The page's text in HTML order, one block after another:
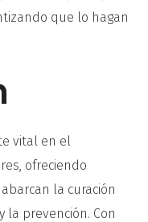
que lo hagan
vital en el
ofreciendo
la curación
la prevención. Con